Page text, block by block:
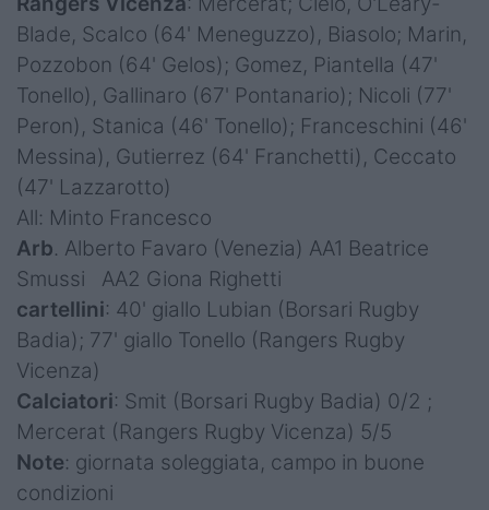
Blade, Scalco (64' Meneguzzo), Biasolo; Marin,
Pozzobon (64' Gelos); Gomez, Piantella (47'
Tonello), Gallinaro (67' Pontanario); Nicoli (77'
Peron), Stanica (46' Tonello); Franceschini (46'
Messina), Gutierrez (64' Franchetti), Ceccato
(47' Lazzarotto)
All: Minto Francesco
Arb. Alberto Favaro (Venezia) AA1 Beatrice
Smussi AA2 Giona Righetti
cartellini: 40' giallo Lubian (Borsari Rugby
Badia); 77' giallo Tonello (Rangers Rugby
Vicenza)
Calciatori: Smit (Borsari Rugby Badia) 0/2 ;
Mercerat (Rangers Rugby Vicenza) 5/5
Note: giornata soleggiata, campo in buone
condizioni